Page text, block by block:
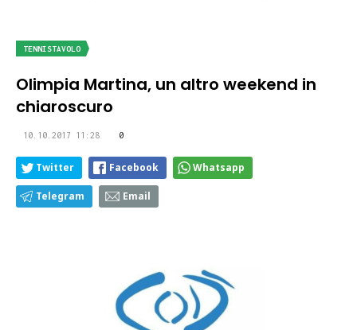
TENNISTAVOLO
Olimpia Martina, un altro weekend in
chiaroscuro
10.10.2017 11:28 0
Twitter Facebook Whatsapp
Telegram Email